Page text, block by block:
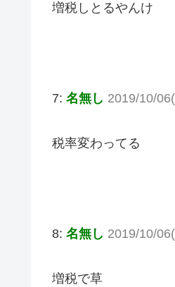
増税しとるやんけ
7: 名無し 2019/10/
税率変わってる
8: 名無し 2019/10/
増税で草